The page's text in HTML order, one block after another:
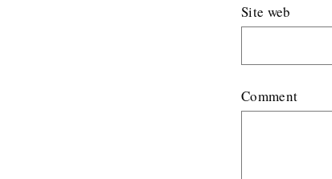
Site web
Comment